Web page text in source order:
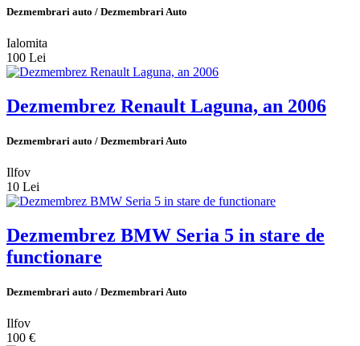
Dezmembrari auto / Dezmembrari Auto
Ialomita
100 Lei
Dezmembrez Renault Laguna, an 2006
Dezmembrari auto / Dezmembrari Auto
Ilfov
10 Lei
Dezmembrez BMW Seria 5 in stare de
functionare
Dezmembrari auto / Dezmembrari Auto
Ilfov
100 €